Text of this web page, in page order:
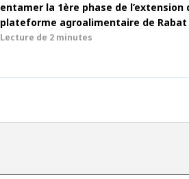
entamer la 1ère phase de l’extension
plateforme agroalimentaire de Rabat
Lecture de 2 minutes